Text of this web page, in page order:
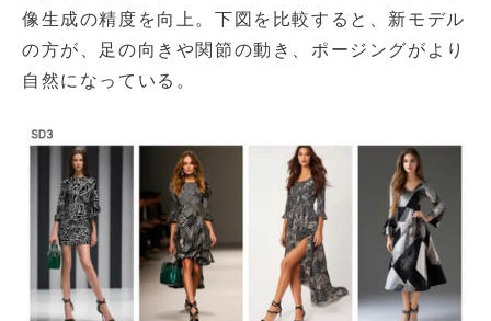
像生成の精度を向上。下図を比較すると、新モデル
の方が、足の向きや関節の動き、ポージングがより
自然になっている。